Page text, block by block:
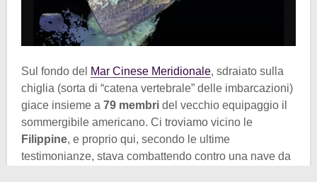
Sul fondo del Mar Cinese Meridionale, sdraiato sulla
chiglia (sorta di “catena vertebrale” delle imbarcazioni)
giace insieme a 79 membri del vecchio equipaggio il
sommergibile americano. Ci troviamo vicino le
Filippine, e proprio qui, secondo le ultime
testimonianze, stava combattendo contro una nave da